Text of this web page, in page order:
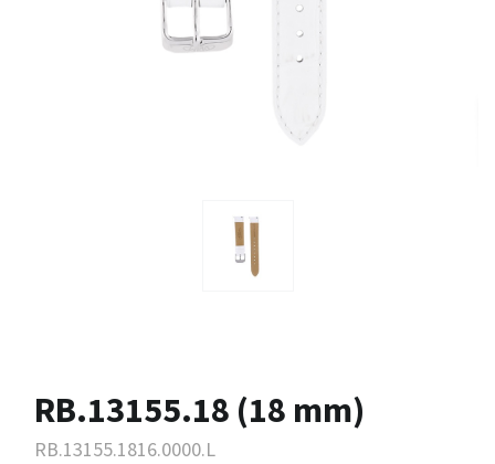
RB.13155.18 (18 mm)
RB.13155.1816.0000.L